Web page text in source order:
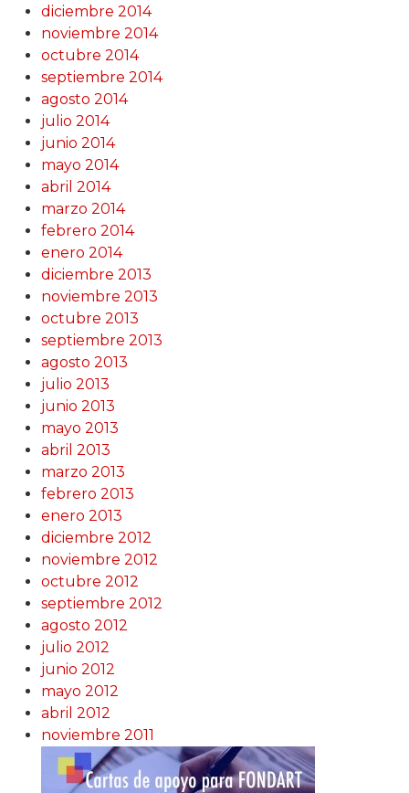
diciembre 2014
noviembre 2014
octubre 2014
septiembre 2014
agosto 2014
julio 2014
junio 2014
mayo 2014
abril 2014
marzo 2014
febrero 2014
enero 2014
diciembre 2013
noviembre 2013
octubre 2013
septiembre 2013
agosto 2013
julio 2013
junio 2013
mayo 2013
abril 2013
marzo 2013
febrero 2013
enero 2013
diciembre 2012
noviembre 2012
octubre 2012
septiembre 2012
agosto 2012
julio 2012
junio 2012
mayo 2012
abril 2012
noviembre 2011